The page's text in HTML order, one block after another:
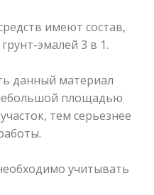
имеют состав,
эмалей 3 в 1.
данный материал
площадью
тем серьезнее
учитывать